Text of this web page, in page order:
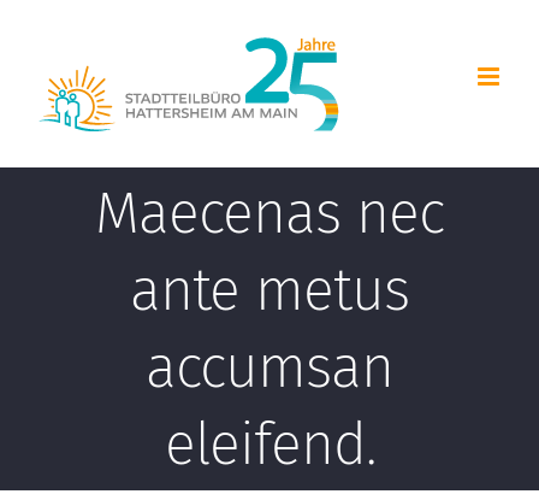
springen
Maecenas nec
ante metus
accumsan
eleifend.